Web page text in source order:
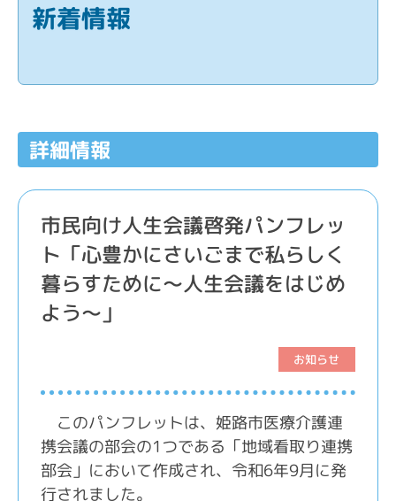
新着情報
詳細情報
市民向け人生会議啓発パンフレッ
ト「心豊かにさいごまで私らしく
暮らすために～人生会議をはじめ
よう～」
お知らせ
このパンフレットは、姫路市医療介護連
携会議の部会の1 つである「地域看取り連携
部会」において作成され、令和6年9月に発
行されました。